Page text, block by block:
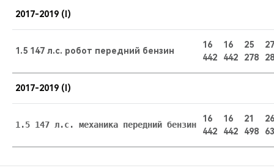
CHERY И СПОРТ
ВИДЕООБЗОРЫ
CHERY ДЛЯ ДЕТЕЙ
2017-2019 (I)
1.5 147 л.с. робот передний бензин
16
442
16
442
25
278
27
2017-2019 (I)
16
442
16
442
21
498
26